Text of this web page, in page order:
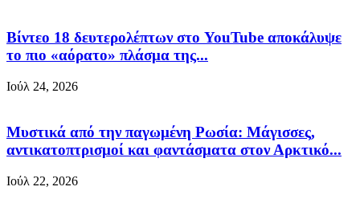
Βίντεο 18 δευτερολέπτων στο YouTube αποκάλυψε
το πιο «αόρατο» πλάσμα της...
Ιούλ 24, 2026
Μυστικά από την παγωμένη Ρωσία: Μάγισσες,
αντικατοπτρισμοί και φαντάσματα στον Αρκτικό...
Ιούλ 22, 2026